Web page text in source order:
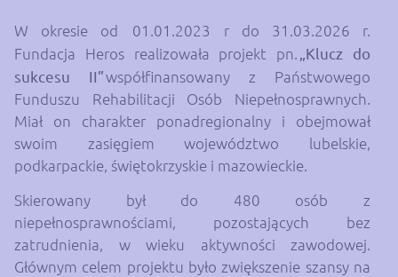
W okresie od 01.01.2023 r do 31.03.2026 r.
Fundacja Heros realizowała projekt pn. „Klucz do
sukcesu II”współfinansowany z Państwowego
Funduszu Rehabilitacji Osób Niepełnosprawnych.
Miał on charakter ponadregionalny i obejmował
swoim zasięgiem województwo lubelskie,
podkarpackie, świętokrzyskie i mazowieckie.
Skierowany był do 480 osób z
niepełnosprawnościami, pozostających bez
zatrudnienia, w wieku aktywności zawodowej.
Głównym celem projektu było zwiększenie szansy na